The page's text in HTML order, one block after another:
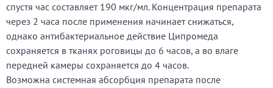
спустя час составляет 190 мкг/мл. Концентрация препарата
через 2 часа после применения начинает снижаться,
однако антибактериальное действие Ципромеда
сохраняется в тканях роговицы до 6 часов, а во влаге
передней камеры сохраняется до 4 часов.
Возможна системная абсорбция препарата после